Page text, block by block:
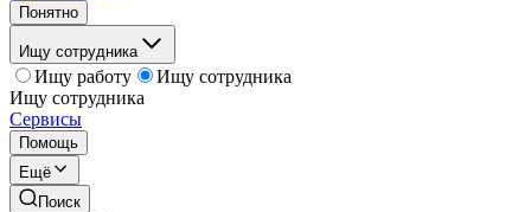
Понятно
Ищу сотрудника
Ищу работу
Ищу сотрудника
Ищу сотрудника
Сервисы
Помощь
Ещё
Поиск